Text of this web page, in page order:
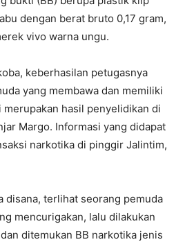
dengan berat bruto 0,17 gram,
vivo warna ungu.
keberhasilan petugasnya
yang membawa dan memiliki
hasil penyelidikan di
Margo. Informasi yang didapat
narkotika di pinggir Jalintim,
disana, terlihat seorang pemuda
mencurigakan, lalu dilakukan
ditemukan BB narkotika jenis